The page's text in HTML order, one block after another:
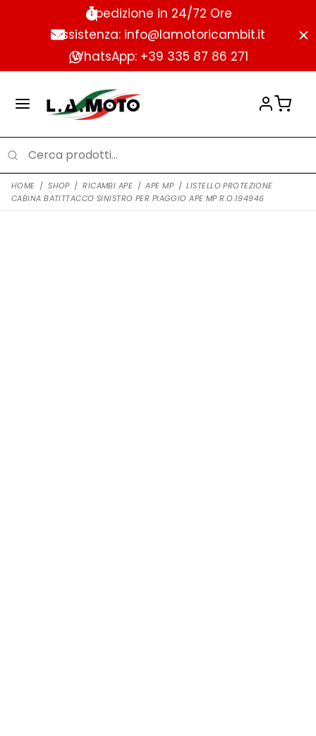
Spedizione in 24/72 Ore
Assistenza: info@lamotoricambit.it
WhatsApp: +39 335 87 86 271
HOME / SHOP / RICAMBI APE / APE MP / LISTELLO PROTEZIONE
CABINA BATITTACCO SINISTRO PER PIAGGIO APE MP R.O.194946